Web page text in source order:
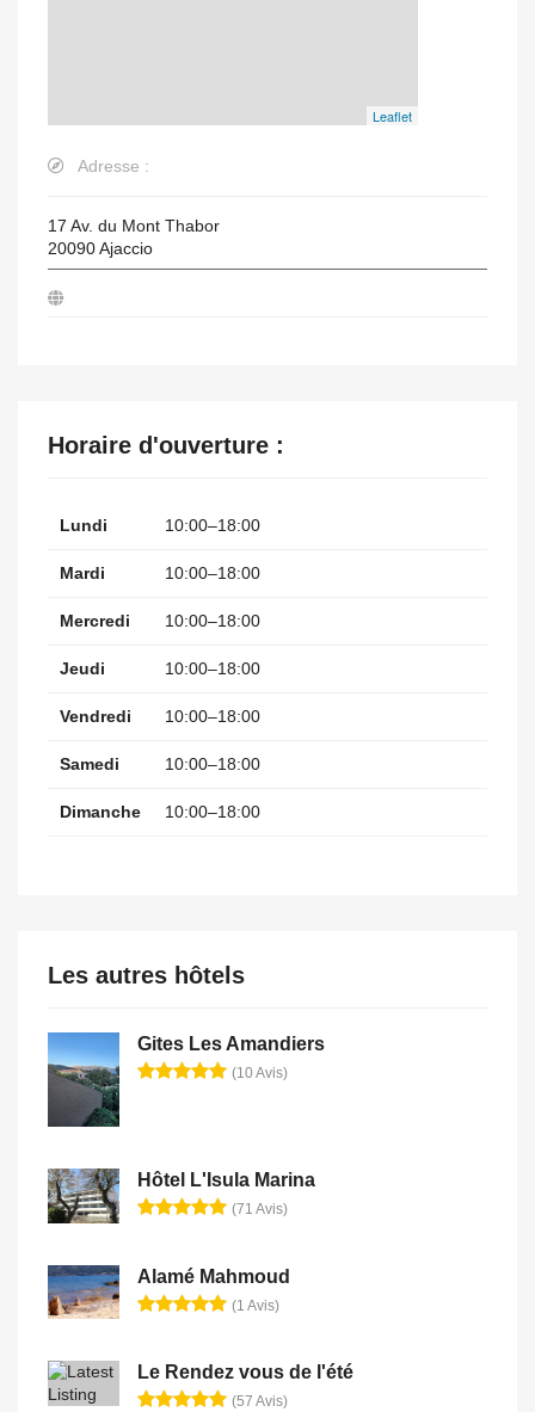
Leaflet
Adresse :
17 Av. du Mont Thabor
20090Ajaccio
Horaire d'ouverture :
Lundi 10:00–18:00
Mardi 10:00–18:00
Mercredi 10:00–18:00
Jeudi 10:00–18:00
Vendredi 10:00–18:00
Samedi 10:00–18:00
Dimanche 10:00–18:00
Les autres hôtels
Gites Les Amandiers
(10 Avis)
Hôtel L'Isula Marina
(71 Avis)
Alamé Mahmoud
(1 Avis)
Le Rendez vous de l'été
(57 Avis)